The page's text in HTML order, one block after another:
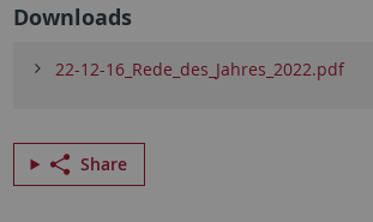
Downloads
22-12-16_Rede_des_Jahres_2022.pdf
Share